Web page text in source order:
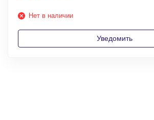
Нет в наличии
Уведомить